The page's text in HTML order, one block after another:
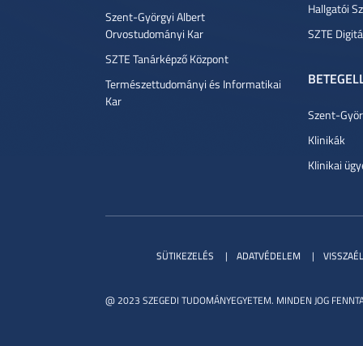
Szent-Györgyi Albert
Orvostudományi Kar
SZTE Tanárképző Központ
Természettudományi és Informatikai
Kar
Hallgatói
SZTE
Szent-
Klinikák
Klinikai
@ 2023 SZEGEDI TUDOMÁNYEGYETEM. MINDEN JOG
SÜTIKEZELÉS ADATVÉDELEM